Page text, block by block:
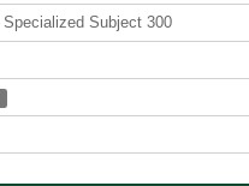
Subject 300